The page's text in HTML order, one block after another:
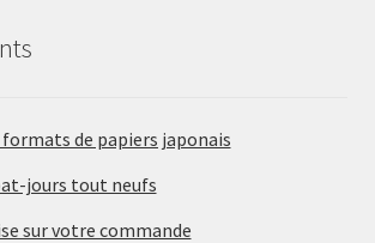
formats de papiers japonais
jours tout neufs
sur votre commande